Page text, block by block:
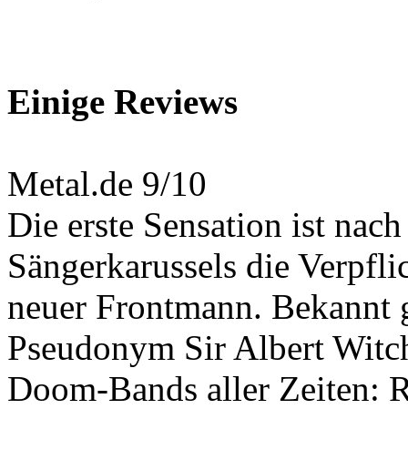
Einige Reviews
Metal.de 9/10
Die erste Sensation ist
Sängerkarussels die
neuer Frontmann. Bekannt
Pseudonym Sir Albert
Doom-Bands aller Zeiten: